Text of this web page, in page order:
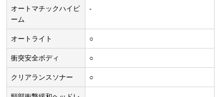
オートマチックハイビ
ーム
-
オートライト ○
衝突安全ボディ ○
クリアランスソナー ○